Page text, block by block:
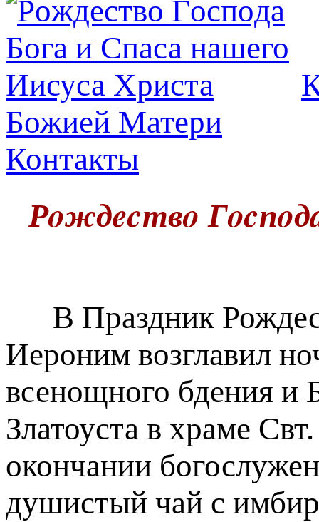
Божией Матери
Контакты
Рoждecтвo
В Праздник
Иероним возглавил
всенощного бдения
Златоуста в храме
окончании
душистый чай с